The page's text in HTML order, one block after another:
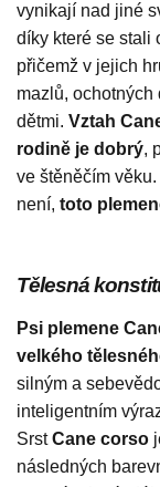
vynikají nad jiné
díky které se stali
přičemž v jejich
mazlů, ochotných
dětmi. Vztah
rodině je dobrý,
ve štěněčím
není, toto
Tělesná
Psi plemene
velkého
silným a
inteligentním
SrstCane corso
následných